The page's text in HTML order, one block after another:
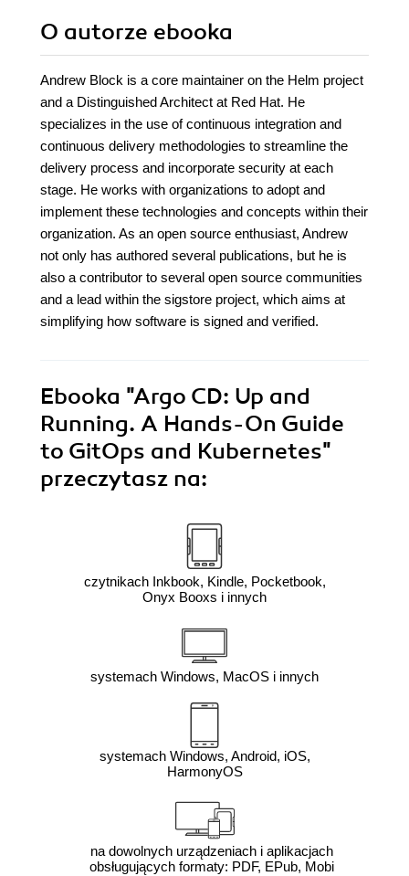
O autorze ebooka
Andrew Block is a core maintainer on the Helm project
and a Distinguished Architect at Red Hat. He
specializes in the use of continuous integration and
continuous delivery methodologies to streamline the
delivery process and incorporate security at each
stage. He works with organizations to adopt and
implement these technologies and concepts within their
organization. As an open source enthusiast, Andrew
not only has authored several publications, but he is
also a contributor to several open source communities
and a lead within the sigstore project, which aims at
simplifying how software is signed and verified.
Ebooka "Argo CD: Up and
Running. A Hands-On Guide
to GitOps and Kubernetes"
przeczytasz na:
czytnikach Inkbook, Kindle, Pocketbook,
Onyx Booxs i innych
systemach Windows, MacOS i innych
systemach Windows, Android, iOS,
HarmonyOS
na dowolnych urządzeniach i aplikacjach
obsługujących formaty: PDF, EPub, Mobi